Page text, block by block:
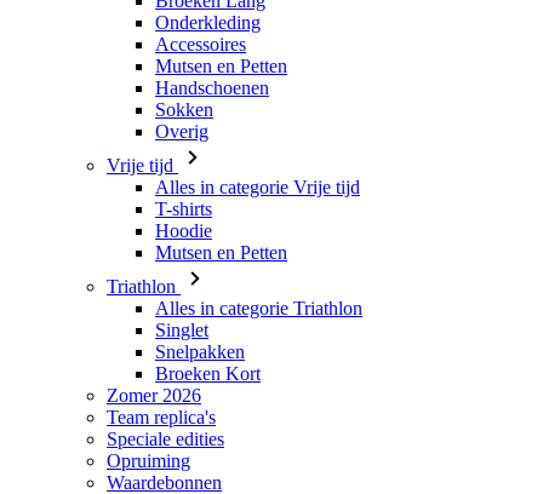
Onderkleding
Accessoires
Mutsen en Petten
Handschoenen
Sokken
Overig
Vrije tijd
Alles in categorie Vrije tijd
T-shirts
Hoodie
Mutsen en Petten
Triathlon
Alles in categorie Triathlon
Singlet
Snelpakken
Broeken Kort
Zomer 2026
Team replica's
Speciale edities
Opruiming
Waardebonnen